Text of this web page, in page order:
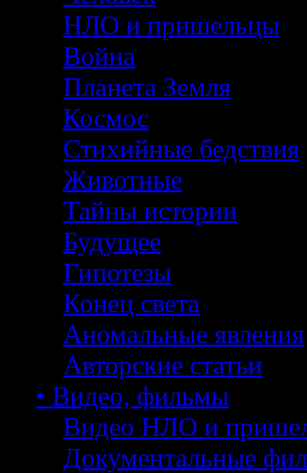
НЛО и пришельцы
Война
Планета Земля
Космос
Стихийные бедствия
Животные
Тайны истории
Будущее
Гипотезы
Конец света
Аномальные явления
Авторские статьи
• Видео, фильмы
Видео НЛО и
Документальные